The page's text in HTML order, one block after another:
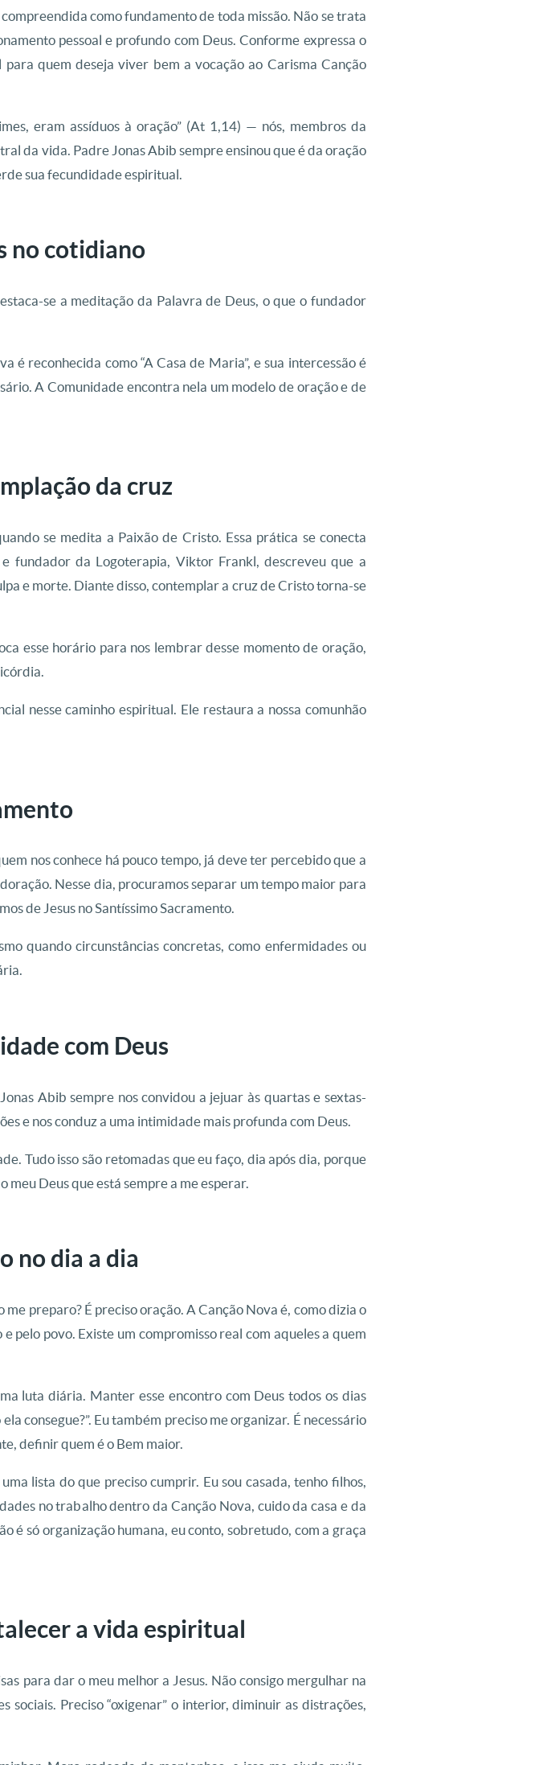
como fundamento de toda missão. Não se trata
pessoal e profundo com Deus. Conforme expressa o
quem deseja viver bem a vocação ao Carisma Canção
eram assíduos à oração” (At 1,14) — nós, membros da
da vida. Padre Jonas Abib sempre ensinou que é da oração
sua fecundidade espiritual.
no cotidiano
se a meditação da Palavra de Deus, o que o fundador
reconhecida como “A Casa de Maria”, e sua intercessão é
A Comunidade encontra nela um modelo de oração e de
da cruz
se medita a Paixão de Cristo. Essa prática se conecta
fundador da Logoterapia, Viktor Frankl, descreveu que a
e morte. Diante disso, contemplar a cruz de Cristo torna-se
esse horário para nos lembrar desse momento de oração,
nesse caminho espiritual. Ele restaura a nossa comunhão
nos conhece há pouco tempo, já deve ter percebido que a
Nesse dia, procuramos separar um tempo maior para
de Jesus no Santíssimo Sacramento.
quando circunstâncias concretas, como enfermidades ou
com Deus
Abib sempre nos convidou a jejuar às quartas e sextas-
e nos conduz a uma intimidade mais profunda com Deus.
Tudo isso são retomadas que eu faço, dia após dia, porque
meu Deus que está sempre a me esperar.
no dia a dia
preparo? É preciso oração. A Canção Nova é, como dizia o
pelo povo. Existe um compromisso real com aqueles a quem
luta diária. Manter esse encontro com Deus todos os dias
consegue?”. Eu também preciso me organizar. É necessário
definir quem é o Bem maior.
lista do que preciso cumprir. Eu sou casada, tenho filhos,
no trabalho dentro da Canção Nova, cuido da casa e da
é só organização humana, eu conto, sobretudo, com a graça
a vida espiritual
para dar o meu melhor a Jesus. Não consigo mergulhar na
Preciso “oxigenar” o interior, diminuir as distrações,